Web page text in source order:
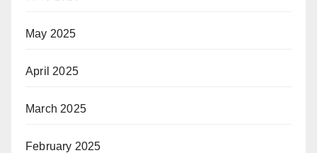
May 2025
April 2025
March 2025
February 2025